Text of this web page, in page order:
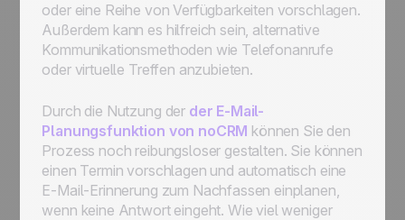
oder eine Reihe von Verfügbarkeiten vorschlagen.
Außerdem kann es hilfreich sein, alternative
Kommunikationsmethoden wie Telefonanrufe
oder virtuelle Treffen anzubieten.
Durch die Nutzung der der E-Mail-
Planungsfunktion von noCRM können Sie den
Prozess noch reibungsloser gestalten. Sie können
einen Termin vorschlagen und automatisch eine
E-Mail-Erinnerung zum Nachfassen einplanen,
wenn keine Antwort eingeht. Wie viel weniger